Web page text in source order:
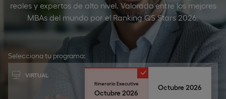
reales y expertos de alto nivel. Valorado entre los mejores
MBAs del mundo por el Ranking QS Stars 2026.
Selecciona tu programa:
VIRTUAL
Itinerario Executive
Octubre 2026
Octubre 2026